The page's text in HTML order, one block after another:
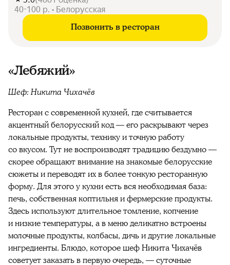
40-100 р. • Белорусская
Позвонить в ресторан
«Лебяжий»
Шеф: Никита Чихачёв
Ресторан с современной кухней, где считывается
акцентный белорусский код — его раскрывают через
локальные продукты, технику и точную работу
со вкусом. Тут не воспроизводят традицию бездумно —
скорее обращают внимание на знакомые белорусские
сюжеты и переводят их в более тонкую ресторанную
форму. Для этого у кухни есть вся необходимая база:
печь, собственная коптильня и фермерские продукты.
Здесь используют длительное томление, копчение
и низкие температуры, а в меню деликатно встроены
молочные продукты, колбасы, дичь и другие локальные
ингредиенты. Блюдо, которое шеф Никита Чихачёв
советует заказать в первую очередь, — суточные